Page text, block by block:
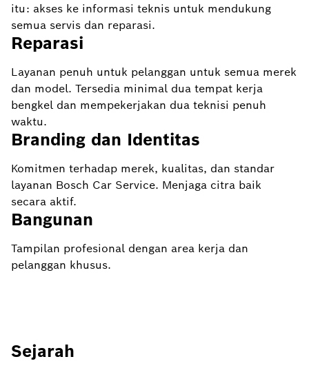
itu: akses ke informasi teknis untuk mendukung
semua servis dan reparasi.
Reparasi
Layanan penuh untuk pelanggan untuk semua merek
dan model. Tersedia minimal dua tempat kerja
bengkel dan mempekerjakan dua teknisi penuh
waktu.
Branding dan Identitas
Komitmen terhadap merek, kualitas, dan standar
layanan Bosch Car Service. Menjaga citra baik
secara aktif.
Bangunan
Tampilan profesional dengan area kerja dan
pelanggan khusus.
Sejarah